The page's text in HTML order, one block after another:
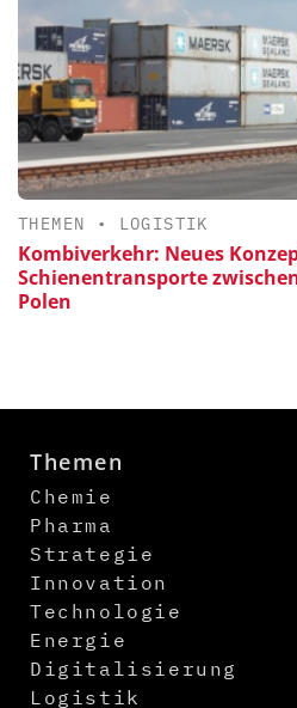
THEMEN • LOGISTIK
Kombiverkehr: Neues
Schienentransporte
Polen
Themen
Chemie
Pharma
Strategie
Innovation
Technologie
Energie
Digitalisierung
Logistik